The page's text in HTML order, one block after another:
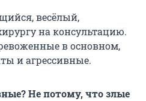
весёлый,
на консультацию.
в основном,
и агрессивные.
Не потому, что злые